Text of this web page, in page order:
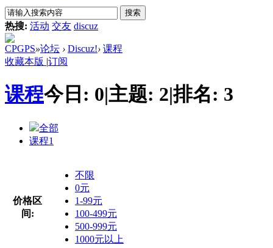
搜索
热搜: 活动 交友 discuz
CPGPS»论坛 › Discuz!› 课程
收藏本版 |订阅
课程今日: 0|主题: 2|排名: 3
全部
课程1
价格区
间:
不限
0元
1-99元
100-499元
500-999元
1000元以上